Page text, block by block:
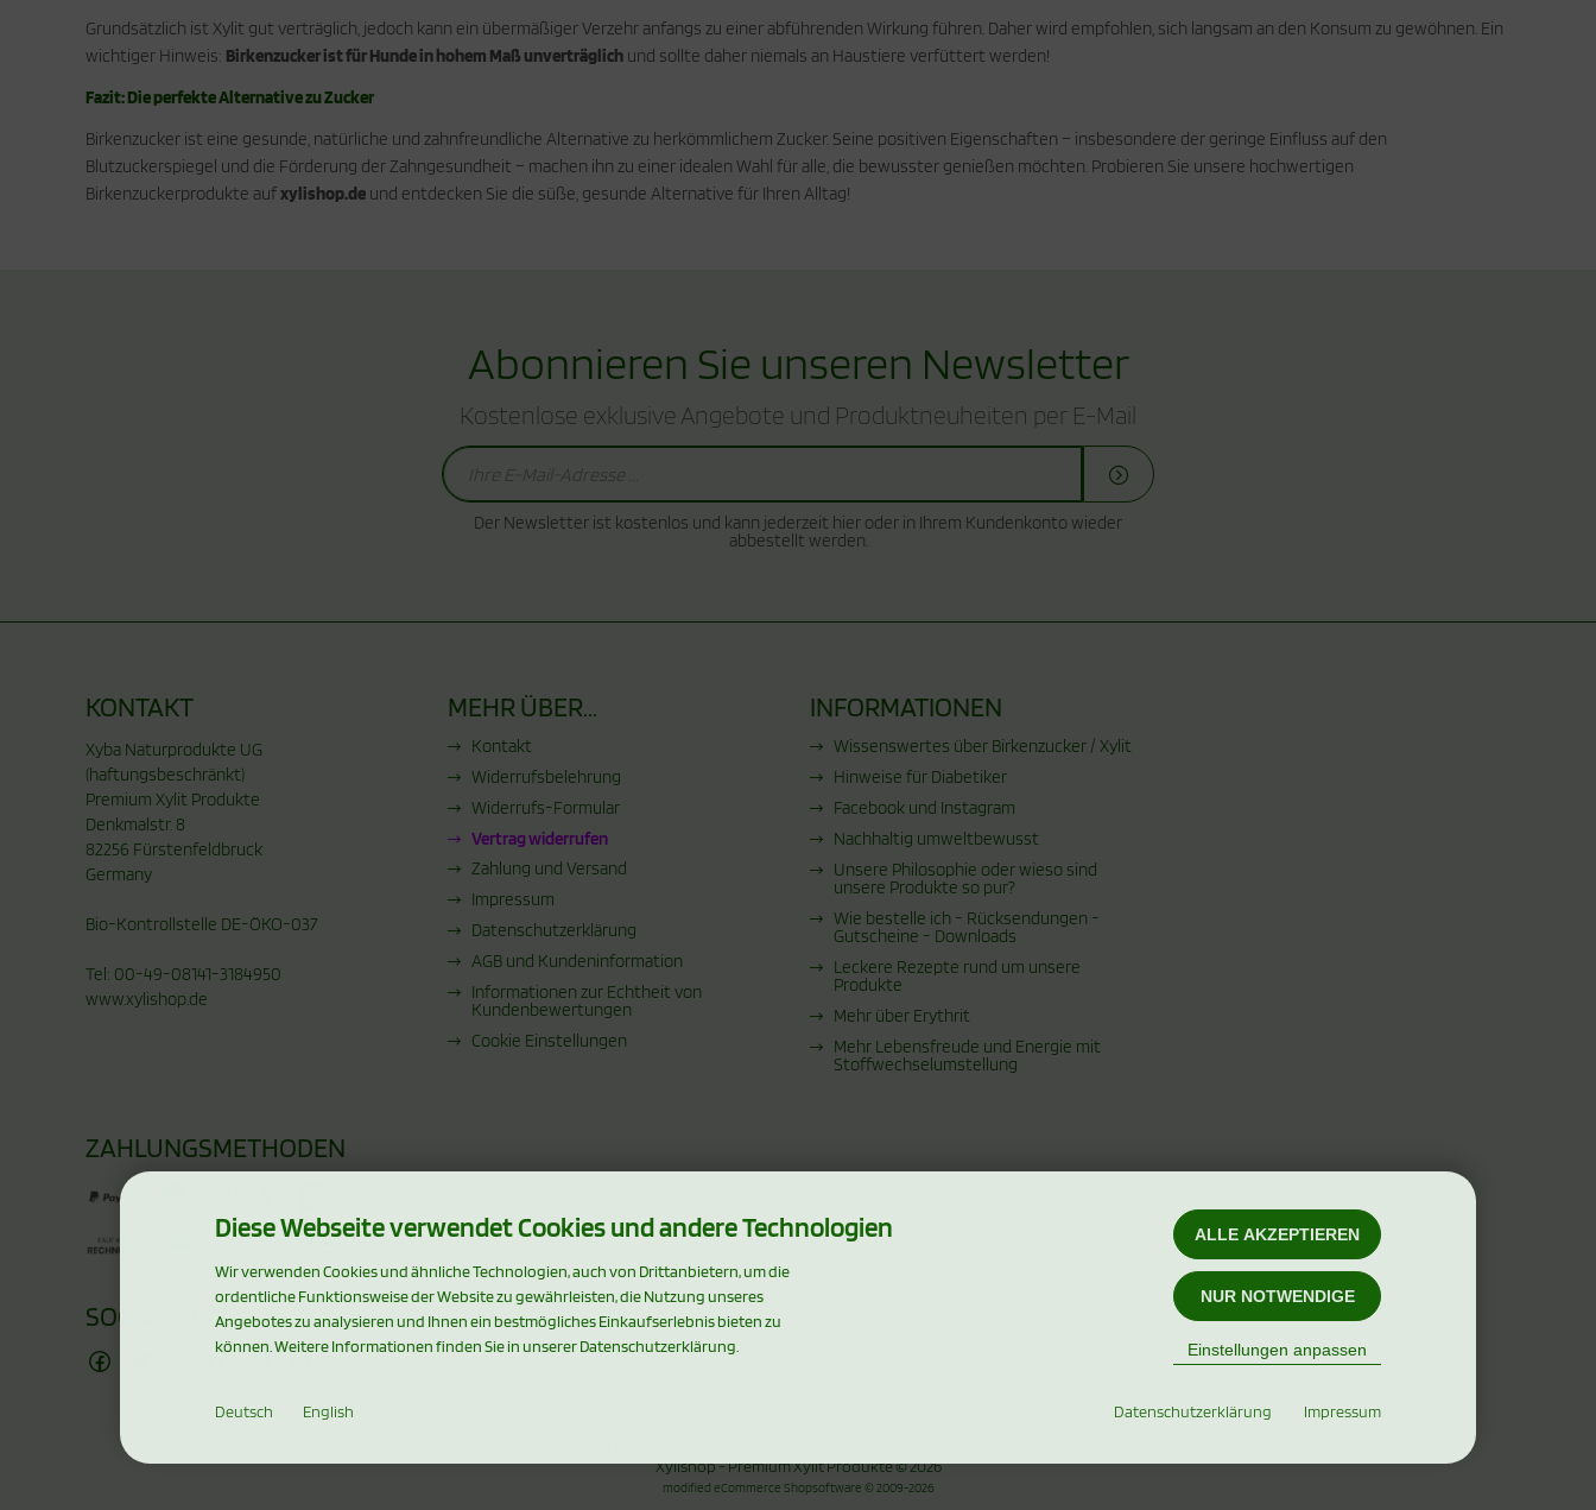
Grundsätzlich ist Xylit gut verträglich, jedoch kann ein übermäßiger Verzehr anfangs zu einer abführenden Wirkung führen. Daher wird empfohlen, sich langsam an den Konsum zu gewöhnen. Ein
wichtiger Hinweis: Birkenzucker ist für Hunde in hohem Maß unverträglich und sollte daher niemals an Haustiere verfüttert werden!
Fazit: Die perfekte Alternative zu Zucker
Birkenzucker ist eine gesunde, natürliche und zahnfreundliche Alternative zu herkömmlichem Zucker. Seine positiven Eigenschaften – insbesondere der geringe Einfluss auf den
Blutzuckerspiegel und die Förderung der Zahngesundheit – machen ihn zu einer idealen Wahl für alle, die bewusster genießen möchten. Probieren Sie unsere hochwertigen
Birkenzuckerprodukte aufxylishop.de und entdecken Sie die süße, gesunde Alternative für Ihren Alltag!
Abonnieren Sie unseren Newsletter
Kostenlose exklusive Angebote und Produktneuheiten per E-Mail
Der Newsletter ist kostenlos und kann jederzeit hier oder in Ihrem Kundenkonto wieder
abbestellt werden.
KONTAKT
Xyba Naturprodukte UG
(haftungsbeschränkt)
Premium Xylit Produkte
Denkmalstr. 8
82256 Fürstenfeldbruck
Germany
Bio-Kontrollstelle DE-ÖKO-037
Tel: 00-49-08141-3184950
www.xylishop.de
MEHR ÜBER...
Kontakt
Widerrufsbelehrung
Widerrufs-Formular
Vertrag widerrufen
Zahlung und Versand
Impressum
Datenschutzerklärung
AGB und Kundeninformation
Informationen zur Echtheit von
Kundenbewertungen
Cookie Einstellungen
INFORMATIONEN
Wissenswertes über Birkenzucker / Xylit
Hinweise für Diabetiker
Facebook und Instagram
Nachhaltig umweltbewusst
Unsere Philosophie oder wieso sind
unsere Produkte so pur?
Wie bestelle ich - Rücksendungen -
Gutscheine - Downloads
Leckere Rezepte rund um unsere
Produkte
Mehr über Erythrit
Mehr Lebensfreude und Energie mit
Stoffwechselumstellung
ZAHLUNGSMETHODEN
SOCIAL MEDIA
Xylishop - Premium Xylit Produkte © 2026
modified eCommerce Shopsoftware © 2009-2026
Diese Webseite verwendet Cookies und andere Technologien
Wir verwenden Cookies und ähnliche Technologien, auch von Drittanbietern, um die
ordentliche Funktionsweise der Website zu gewährleisten, die Nutzung unseres
Angebotes zu analysieren und Ihnen ein bestmögliches Einkaufserlebnis bieten zu
können. Weitere Informationen finden Sie in unserer Datenschutzerklärung.
ALLE AKZEPTIEREN
NUR NOTWENDIGE
Einstellungen anpassen
Deutsch English Datenschutzerklärung Impressum